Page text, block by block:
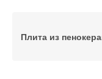
Плита из